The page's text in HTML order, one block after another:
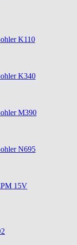
K110
K340
M390
N695
15V